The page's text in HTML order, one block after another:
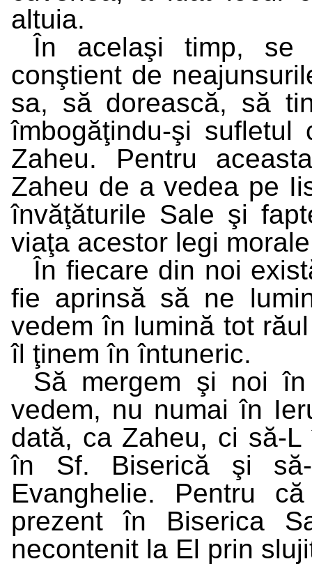
altuia.
În acelaşi timp, se
conştient de
sa, să dorească, să
îmbogăţindu-şi
Zaheu. Pentru
Zaheu de a vedea pe
învăţăturile Sale şi
viaţa acestor legi
În fiecare din noi
fie aprinsă să ne
vedem în lumină tot
îl ţinem în întuneric.
Să mergem şi noi
vedem, nu numai în
dată, ca Zaheu, ci să-
în Sf. Biserică şi
Evanghelie. Pentru
prezent în Biserica
necontenit la El prin